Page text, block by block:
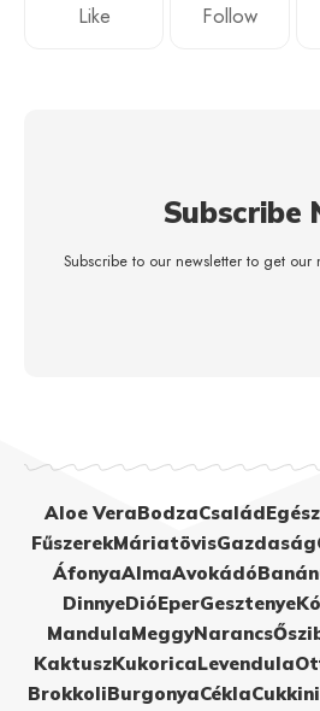
Like Follow
Subscribe
Subscribe to our newsletter to get our
Aloe VeraBodzaCsalád
FűszerekMáriatövisGazdaság
ÁfonyaAlmaAvokádóBanán
DinnyeDióEperGesztenye
MandulaMeggyNarancs
KaktuszKukoricaLevendula
BrokkoliBurgonyaCéklaCukkini